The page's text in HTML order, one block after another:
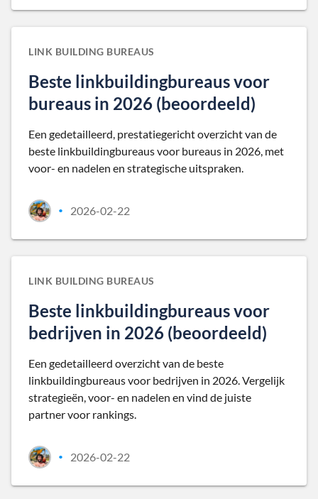
LINK BUILDING BUREAUS
Beste linkbuildingbureaus voor
bureaus in 2026 (beoordeeld)
Een gedetailleerd, prestatiegericht overzicht van de
beste linkbuildingbureaus voor bureaus in 2026, met
voor- en nadelen en strategische uitspraken.
• 2026-02-22
LINK BUILDING BUREAUS
Beste linkbuildingbureaus voor
bedrijven in 2026 (beoordeeld)
Een gedetailleerd overzicht van de beste
linkbuildingbureaus voor bedrijven in 2026. Vergelijk
strategieën, voor- en nadelen en vind de juiste
partner voor rankings.
• 2026-02-22